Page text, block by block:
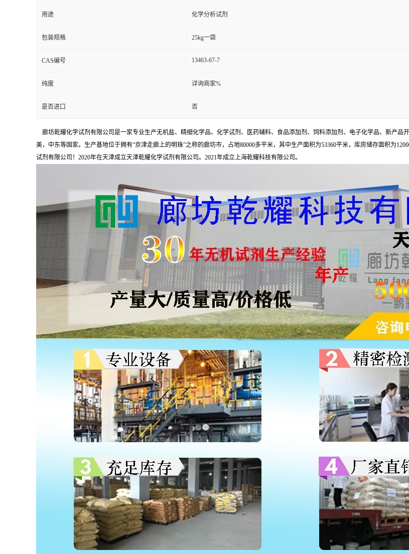
用途 化学分析试剂
包装规格 25kg一袋
CAS编号 13463-67-7
纯度 详询商家%
是否进口 否
廊坊乾耀化学试剂有限公司是一家专业生产无机盐、精细化学品、化学试剂、医药辅料、食品添加剂、饲料添加剂、电子化学品、新产
美，中东等国家。生产基地位于拥有“京津走廊上的明珠”之称的廊坊市，占地80000多平米，其中生产面积为53360平米，库房储存面积为
试剂有限公司！2020年在天津成立天津乾耀化学试剂有限公司。2021年成立上海乾耀科技有限公司。